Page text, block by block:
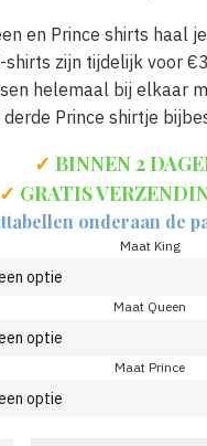
en Prince shirts haal
shirts zijn tijdelijk voor
helemaal bij elkaar
Prince shirtje
✓BINNEN 2
✓ GRATIS
onderaan de
Maat King
Maat Queen
Maat Prince